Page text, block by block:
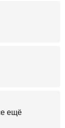
ещё